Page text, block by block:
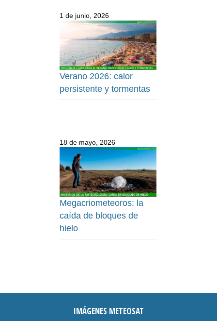
1 de junio, 2026
Verano 2026: calor
persistente y tormentas
18 de mayo, 2026
Megacriometeoros: la
caída de bloques de
hielo
IMÁGENES METEOSAT